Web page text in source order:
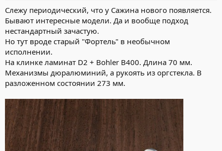
Слежу периодический, что у Сажина нового появляется.
Бывают интересные модели. Да и вообще подход
нестандартный зачастую.
Но тут вроде старый "Фортель" в необычном
исполнении.
На клинке ламинат D2 + Bohler B400. Длина 70 мм.
Механизмы дюралюминий, а рукоять из оргстекла. В
разложенном состоянии 273 мм.